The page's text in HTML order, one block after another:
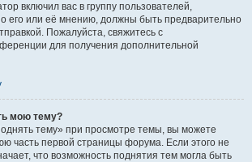
включил вас в группу пользователей,
его или её мнению, должны быть предварительно
Пожалуйста, свяжитесь с
для получения дополнительной
мою тему?
тему» при просмотре темы, вы можете
часть первой страницы форума. Если этого не
что возможность поднятия тем могла быть